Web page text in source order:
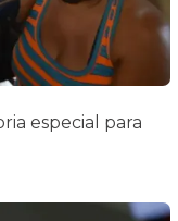
especial para